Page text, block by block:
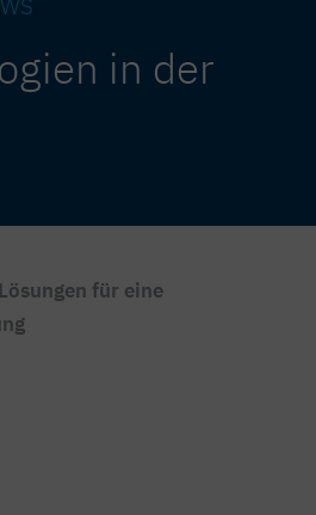
in der
für eine